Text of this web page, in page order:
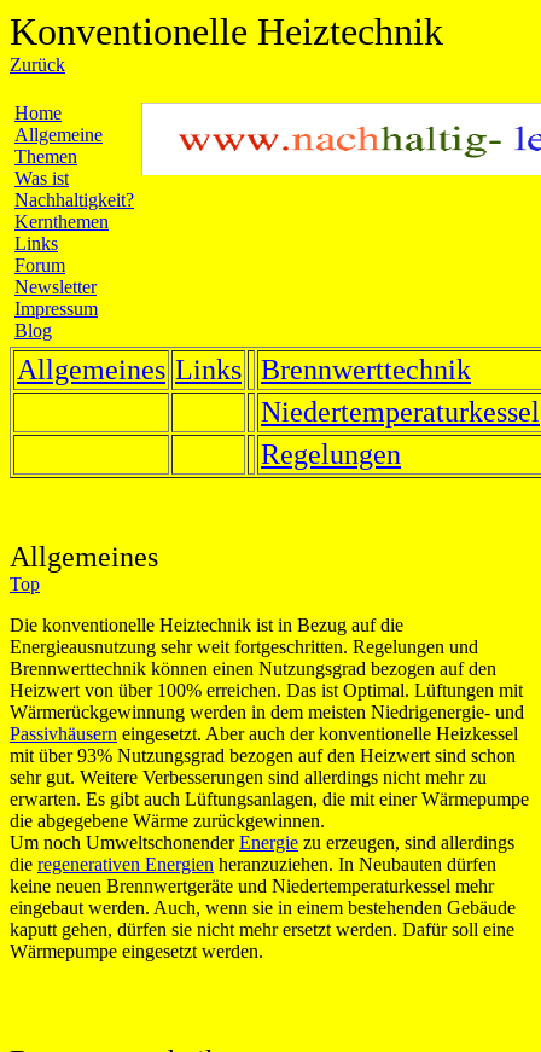
Konventionelle Heiztechnik
Zurück
Home
Allgemeine
Themen
Was ist
Nachhaltigkeit?
Kernthemen
Links
Forum
Newsletter
Impressum
Blog
Allgemeines Links
Brennwerttechnik
Niedertemperaturkessel
Regelungen
Top
Die konventionelle Heiztechnik ist in Bezug auf die
Energieausnutzung sehr weit fortgeschritten. Regelungen und
Brennwerttechnik können einen Nutzungsgrad bezogen auf den
Heizwert von über 100% erreichen. Das ist Optimal. Lüftungen mit
Wärmerückgewinnung werden in dem meisten Niedrigenergie- und
Passivhäusern eingesetzt. Aber auch der konventionelle Heizkessel
mit über 93% Nutzungsgrad bezogen auf den Heizwert sind schon
sehr gut. Weitere Verbesserungen sind allerdings nicht mehr zu
erwarten. Es gibt auch Lüftungsanlagen, die mit einer Wärmepumpe
die abgegebene Wärme zurückgewinnen.
Um noch UmweltschonenderEnergie zu erzeugen, sind allerdings
die regenerativen Energien heranzuziehen. In Neubauten dürfen
keine neuen Brennwertgeräte und Niedertemperaturkessel mehr
eingebaut werden. Auch, wenn sie in einem bestehenden Gebäude
kaputt gehen, dürfen sie nicht mehr ersetzt werden. Dafür soll eine
Wärmepumpe eingesetzt werden.